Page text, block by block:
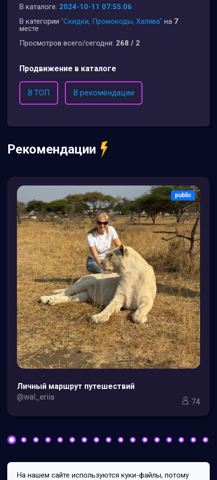
В каталоге: 2024-10-11 07:55:06
В категории "Скидки, Промокоды, Халява" на 7
месте
Просмотров всего/сегодня: 268 / 2
Продвижение в каталоге
В ТОП В рекомендации
Рекомендации
public
Личный маршрут путешествий
@wal_eriia
74
На нашем сайте используются куки-файлы, потому